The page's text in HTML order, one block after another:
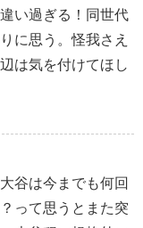
い過ぎる！同世代
に思う。怪我さえ
は気を付けてほし
谷は今までも何回
って思うとまた突